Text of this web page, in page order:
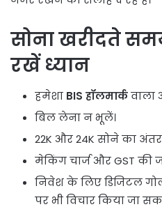
सोना खरीदते
रखें ध्यान
हमेशा BIS हॉलमार्कवाला
बिल लेना न भूलें।
22K और 24K सोने का
मेकिंग चार्ज और GST की
निवेश के लिए डिजिटल
पर भी विचार किया जा